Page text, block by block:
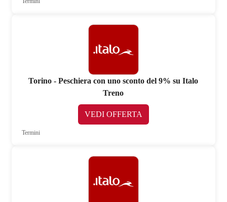
Torino - Peschiera con uno sconto del 9% su Italo
Treno
VEDI OFFERTA
Termini